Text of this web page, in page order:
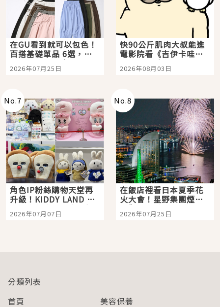
在GU看到就可以包色！
百搭基礎單品 6選，閉
眼全收也不心疼
2026年07月25日
快90公斤肌肉大叔能進
電影院看《吉伊卡哇》
嗎？日本重金屬樂團
「打首」會長與nagano
2026年08月03日
No.7
角色IP粉絲購物天堂再
升級！KIDDY LAND 原
宿店吉伊卡哇迎客，新
開幕 OMOKADO 店3分
2026年07月07日
No.8
在飯店裡看日本夏季花
火大會！星野集團煙火
景觀飯店6選，讓你不用
人擠人悠閒欣賞
2026年07月25日
分類列表
首頁
美容保養